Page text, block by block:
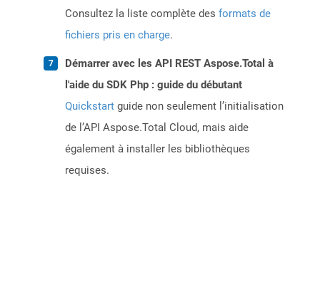
Consultez la liste complète des formats de
fichiers pris en charge.
Démarrer avec les API REST Aspose.Total à
l'aide du SDK Php : guide du débutant
Quickstart guide non seulement l’initialisation
de l’API Aspose.Total Cloud, mais aide
également à installer les bibliothèques
requises.